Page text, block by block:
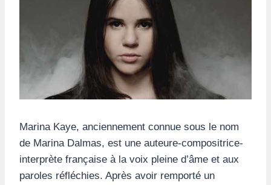
Marina Kaye, anciennement connue sous le nom
de Marina Dalmas, est une auteure-compositrice-
interprète française à la voix pleine d’âme et aux
paroles réfléchies. Après avoir remporté un